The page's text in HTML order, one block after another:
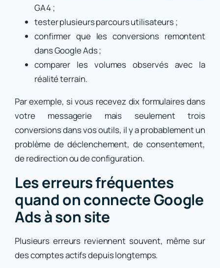
GA4 ;
tester plusieurs parcours utilisateurs ;
confirmer que les conversions remontent
dans Google Ads ;
comparer les volumes observés avec la
réalité terrain.
Par exemple, si vous recevez dix formulaires dans
votre messagerie mais seulement trois
conversions dans vos outils, il y a probablement un
problème de déclenchement, de consentement,
de redirection ou de configuration.
Les erreurs fréquentes
quand on connecte Google
Ads à son site
Plusieurs erreurs reviennent souvent, même sur
des comptes actifs depuis longtemps.